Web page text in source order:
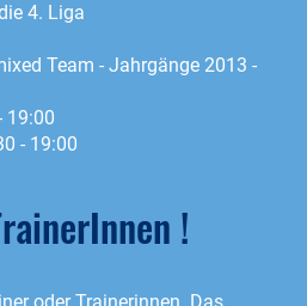
4. Liga
Team - Jahrgänge 2013 -
19:00
- 19:00
!